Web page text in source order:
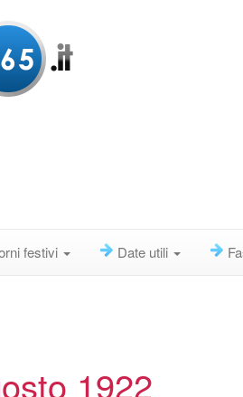
festivi Date utili
1922